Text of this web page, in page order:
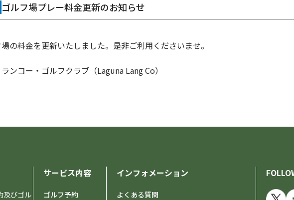
ゴルフ場プレー料金更新のお知らせ
の料金を更新いたしました。是非ご利用くださいませ。
ンコー・ゴルフクラブ（Laguna Lang Co）
及びゴル
サービス内容
ゴルフ予約
インフォメーション
よくある質問